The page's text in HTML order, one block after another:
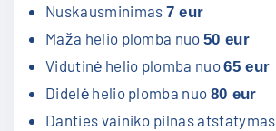
Nuskausminimas 7 eur
Maža helio plomba nuo50 eur
Vidutinė helio plomba nuo65 eur
Didelė helio plomba nuo 80 eur
Danties vainiko pilnas atstatymas